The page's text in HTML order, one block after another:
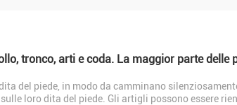
del piede, in modo da camminano
loro dita del piede. Gli artigli possono essere